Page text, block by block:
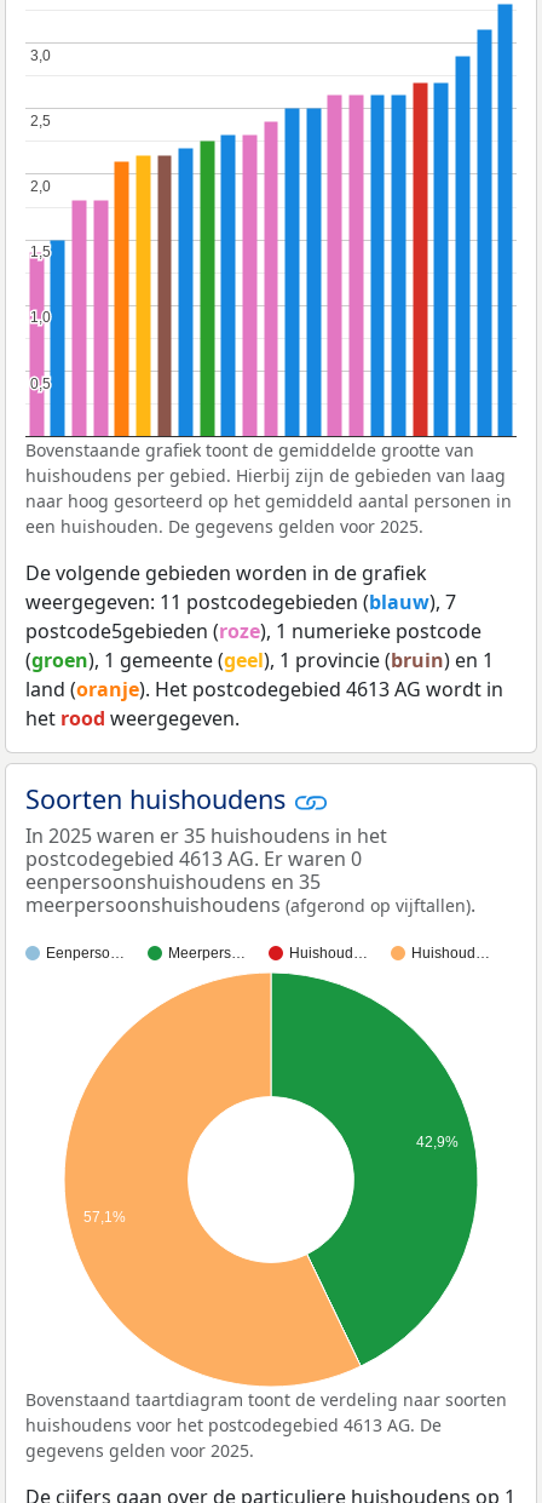
0,5
0,5
1,0
1,0
1,5
1,5
2,0
2,0
2,5
2,5
3,0
3,0
Bovenstaande grafiek toont de gemiddelde grootte van
huishoudens per gebied. Hierbij zijn de gebieden van laag
naar hoog gesorteerd op het gemiddeld aantal personen in
een huishouden. De gegevens gelden voor 2025.
De volgende gebieden worden in de grafiek
weergegeven: 11 postcodegebieden (blauw), 7
postcode5gebieden (roze), 1 numerieke postcode
(groen), 1 gemeente (geel), 1 provincie (bruin) en 1
land (oranje). Het postcodegebied 4613 AG wordt in
het rood weergegeven.
Soorten huishoudens
In 2025 waren er 35 huishoudens in het
postcodegebied 4613 AG. Er waren 0
eenpersoonshuishoudens en 35
meerpersoonshuishoudens (afgerond op vijftallen).
Eenperso… Meerpers… Huishoud… Huishoud…
42,9%
57,1%
Bovenstaand taartdiagram toont de verdeling naar soorten
huishoudens voor het postcodegebied 4613 AG. De
gegevens gelden voor 2025.
De cijfers gaan over de particuliere huishoudens op 1